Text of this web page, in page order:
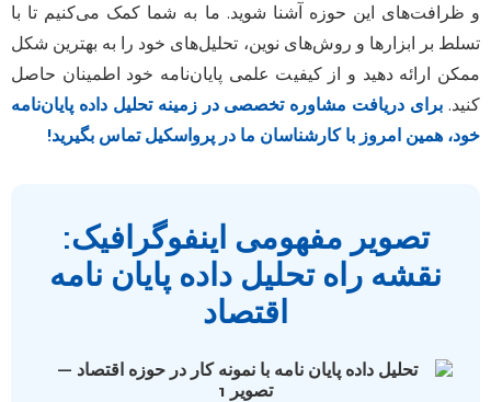
و ظرافت‌های این حوزه آشنا شوید. ما به شما کمک می‌کنیم تا با
تسلط بر ابزارها و روش‌های نوین، تحلیل‌های خود را به بهترین شکل
ممکن ارائه دهید و از کیفیت علمی پایان‌نامه خود اطمینان حاصل
کنید. برای دریافت مشاوره تخصصی در زمینه تحلیل داده پایان‌نامه
خود، همین امروز با کارشناسان ما در پرواسکیل تماس بگیرید!
تصویر مفهومی اینفوگرافیک:
نقشه راه تحلیل داده پایان نامه
اقتصاد